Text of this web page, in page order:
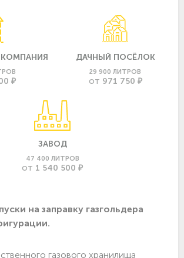
₽
ДАЧНЫЙ ПОСЁЛОК
29 900 ЛИТРОВ
ОТ 971 750 ₽
ЗАВОД
47 400 ЛИТРОВ
ОТ 1 540 500 ₽
нa заправку газгольдера
газового хранилища